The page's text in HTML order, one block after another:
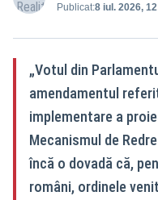
Publicat:8 iul. 2026,
„Votul din
amendamentul
implementare a
Mecanismul de
încă o dovadă că,
români, ordinele